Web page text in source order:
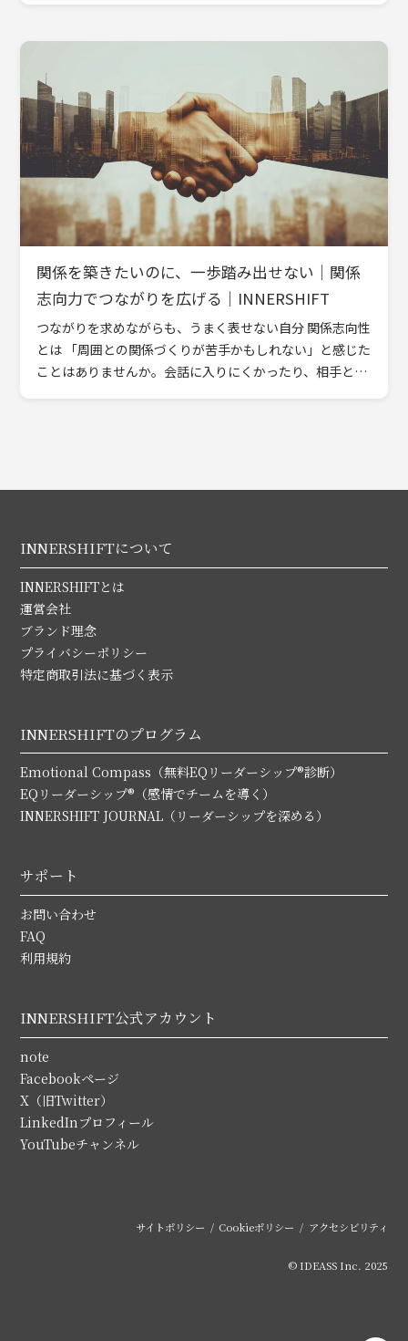
関係を築きたいのに、一歩踏み出せない｜関係
志向力でつながりを広げる｜INNERSHIFT
つながりを求めながらも、うまく表せない自分 関係志向性
とは 「周囲との関係づくりが苦手かもしれない」と感じた
ことはありませんか。会話に入りにくかったり、相手との
INNERSHIFTについて
INNERSHIFTとは
運営会社
ブランド理念
プライバシーポリシー
特定商取引法に基づく表示
INNERSHIFTのプログラム
Emotional Compass（無料EQリーダーシップ®診断）
EQリーダーシップ®（感情でチームを導く）
INNERSHIFT JOURNAL（リーダーシップを深める）
サポート
お問い合わせ
FAQ
利用規約
INNERSHIFT公式アカウント
note
Facebookページ
X（旧Twitter）
LinkedInプロフィール
YouTubeチャンネル
サイトポリシー Cookieポリシー アクセシビリティ
© IDEASS Inc. 2025